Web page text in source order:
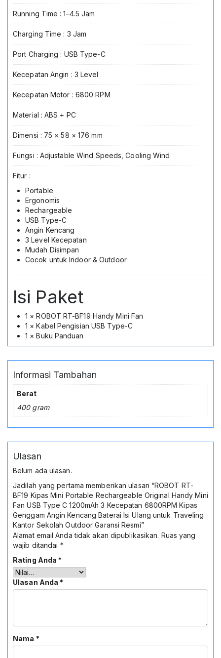
Running Time : 1–4.5 Jam
Charging Time : 3 Jam
Port Charging : USB Type-C
Kecepatan Angin : 3 Level
Kecepatan Motor : 6800 RPM
Material : ABS + PC
Dimensi : 75 × 58 × 176 mm
Fungsi : Adjustable Wind Speeds, Cooling Wind
Fitur :
Portable
Ergonomis
Rechargeable
USB Type-C
Angin Kencang
3 Level Kecepatan
Mudah Disimpan
Cocok untuk Indoor & Outdoor
Isi Paket
1 × ROBOT RT-BF19 Handy Mini Fan
1 × Kabel Pengisian USB Type-C
1 × Buku Panduan
Informasi Tambahan
Berat
400 gram
Ulasan
Belum ada ulasan.
Jadilah yang pertama memberikan ulasan “ROBOT RT-
BF19 Kipas Mini Portable Rechargeable Original Handy Mini
Fan USB Type C 1200mAh 3 Kecepatan 6800RPM Kipas
Genggam Angin Kencang Baterai Isi Ulang untuk Traveling
Kantor Sekolah Outdoor Garansi Resmi”
Alamat email Anda tidak akan dipublikasikan. Ruas yang
wajib ditandai *
Rating Anda*
Ulasan Anda*
Nama *